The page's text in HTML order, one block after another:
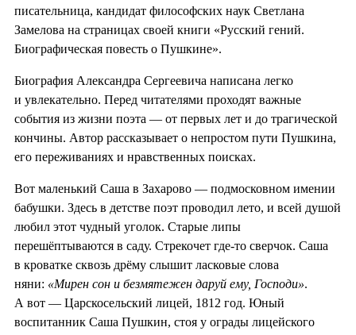
писательница, кандидат философских наук Светлана
Замелова на страницах своей книги «Русский гений.
Биографическая повесть о Пушкине».
Биография Александра Сергеевича написана легко
и увлекательно. Перед читателями проходят важные
события из жизни поэта — от первых лет и до трагической
кончины. Автор рассказывает о непростом пути Пушкина,
его переживаниях и нравственных поисках.
Вот маленький Саша в Захарово — подмосковном имении
бабушки. Здесь в детстве поэт проводил лето, и всей душой
любил этот чудный уголок. Старые липы
перешёптываются в саду. Стрекочет где-то сверчок. Саша
в кроватке сквозь дрёму слышит ласковые слова
няни: «Мирен сон и безмятежен даруй ему, Господи».
А вот — Царскосельский лицей, 1812 год. Юный
воспитанник Саша Пушкин, стоя у ограды лицейского